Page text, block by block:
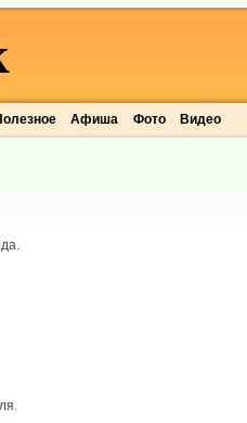
Афиша Фото Видео